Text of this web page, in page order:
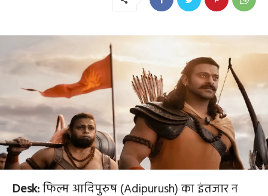
Desk:फिल्म आदिपुरुष (Adipurush) का इंतजार न